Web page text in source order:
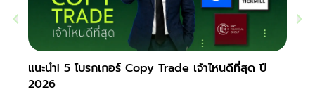
แนะนำ! 5 โบรกเกอร์ Copy Trade เจ้าไหนดีที่สุด ปี
2026